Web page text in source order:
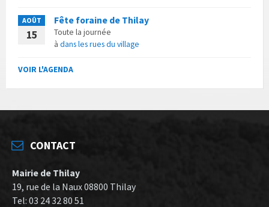
AOÛT
15
Fête foraine de Thilay
Toute la journée
à dans les rues du village
VOIR L'AGENDA
CONTACT
Mairie de Thilay
19, rue de la Naux 08800 Thilay
Tel: 03 24 32 80 51